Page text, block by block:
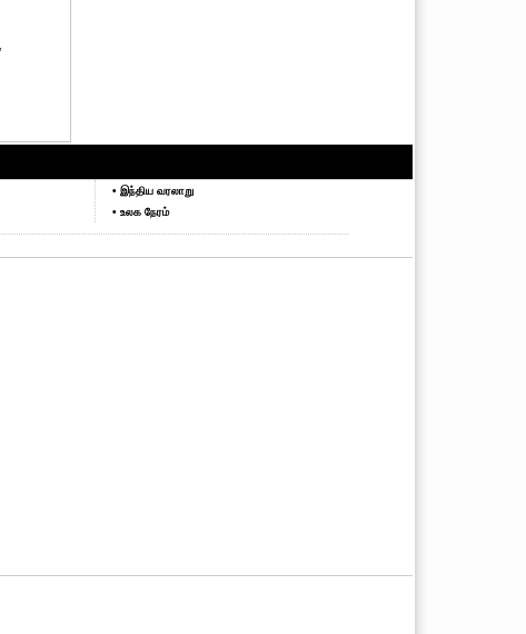
• இந்திய வரலாறு
• உலக நேரம்